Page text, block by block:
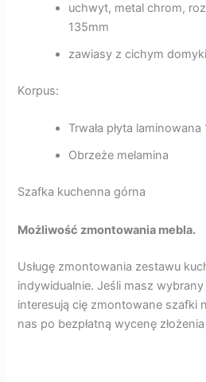
uchwyt, metal chrom,
135mm
zawiasy z cichym
Korpus:
Trwała płyta
Obrzeże melamina
Szafka kuchenna górna
Możliwość zmontowania mebla.
Usługę zmontowania zestawu
indywidualnie. Jeśli masz
interesują cię zmontowane szafki
nas po bezpłatną wycenę